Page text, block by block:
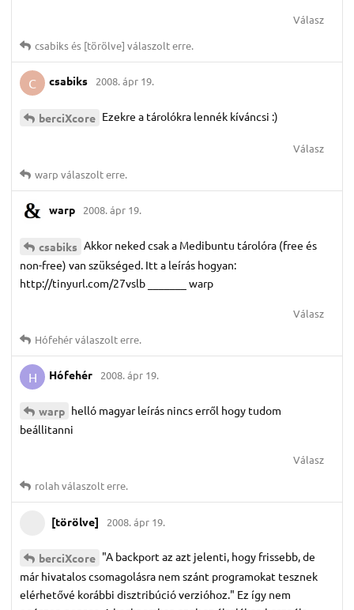
Válasz
csabiksés [törölve] válaszolt erre.
C csabiks 2008. ápr 19.
berciXcore Ezekre a tárolókra lennék kíváncsi :)
Válasz
warp válaszolt erre.
warp 2008. ápr 19.
csabiks Akkor neked csak a Medibuntu tárolóra (free és
non-free) van szükséged. Itt a leírás hogyan:
http://tinyurl.com/27vslb _______ warp
Válasz
Hófehérválaszolt erre.
H Hófehér 2008. ápr 19.
warp helló magyar leírás nincs erről hogy tudom
beállitanni
Válasz
rolahválaszolt erre.
[törölve] 2008. ápr 19.
berciXcore "A backport az azt jelenti, hogy frissebb, de
már hivatalos csomagolásra nem szánt programokat tesznek
elérhetővé korábbi disztribúció verzióhoz." Ez így nem